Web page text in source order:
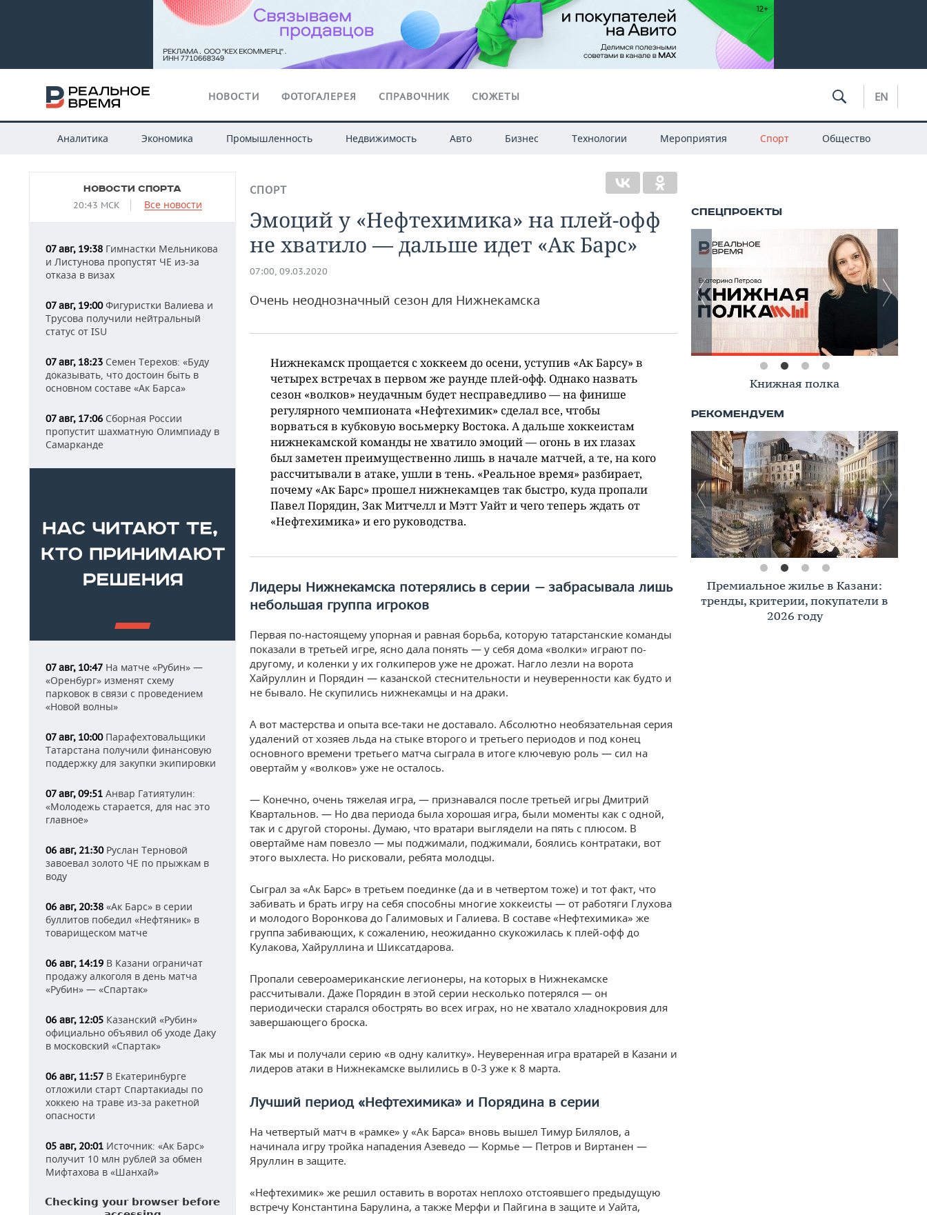
НОВОСТИ ФОТОГАЛЕРЕЯ СПРАВОЧНИК СЮЖЕТЫ EN
Аналитика Экономика Промышленность Недвижимость Авто Бизнес Технологии Мероприятия Спорт Общество
НОВОСТИ СПОРТА
20:43 МСК Все новости
07 авг, 19:38 Гимнастки Мельникова
и Листунова пропустят ЧЕ из-за
отказа в визах
07 авг, 19:00Фигуристки Валиева и
Трусова получили нейтральный
статус от ISU
07 авг, 18:23 Семен Терехов: «Буду
доказывать, что достоин быть в
основном составе «Ак Барса»
07 авг, 17:06 Сборная России
пропустит шахматную Олимпиаду в
Самарканде
07 авг, 10:47 На матче «Рубин» —
«Оренбург» изменят схему
парковок в связи с проведением
«Новой волны»
07 авг, 10:00Парафехтовальщики
Татарстана получили финансовую
поддержку для закупки экипировки
07 авг, 09:51 Анвар Гатиятулин:
«Молодежь старается, для нас это
главное»
06 авг, 21:30Руслан Терновой
завоевал золото ЧЕ по прыжкам в
воду
06 авг, 20:38 «Ак Барс» в серии
буллитов победил «Нефтяник» в
товарищеском матче
06 авг, 14:19 В Казани ограничат
продажу алкоголя в день матча
«Рубин» — «Спартак»
06 авг, 12:05 Казанский «Рубин»
официально объявил об уходе Даку
в московский «Спартак»
06 авг, 11:57 В Екатеринбурге
отложили старт Спартакиады по
хоккею на траве из-за ракетной
опасности
05 авг, 20:01 Источник: «Ак Барс»
получит 10 млн рублей за обмен
Мифтахова в «Шанхай»
СПОРТ
Эмоций у «Нефтехимика» на плей-офф
не хватило — дальше идет «Ак Барс»
07:00, 09.03.2020
Очень неоднозначный сезон для Нижнекамска
Нижнекамск прощается с хоккеем до осени, уступив «Ак Барсу» в
четырех встречах в первом же раунде плей-офф. Однако назвать
сезон «волков» неудачным будет несправедливо — на финише
регулярного чемпионата «Нефтехимик» сделал все, чтобы
ворваться в кубковую восьмерку Востока. А дальше хоккеистам
нижнекамской команды не хватило эмоций — огонь в их глазах
был заметен преимущественно лишь в начале матчей, а те, на кого
рассчитывали в атаке, ушли в тень. «Реальное время» разбирает,
почему «Ак Барс» прошел нижнекамцев так быстро, куда пропали
Павел Порядин, Зак Митчелл и Мэтт Уайт и чего теперь ждать от
«Нефтехимика» и его руководства.
Лидеры Нижнекамска потерялись в серии — забрасывала лишь
небольшая группа игроков
Первая по-настоящему упорная и равная борьба, которую татарстанские команды
показали в третьей игре, ясно дала понять — у себя дома «волки» играют по-
другому, и коленки у их голкиперов уже не дрожат. Нагло лезли на ворота
Хайруллин и Порядин — казанской стеснительности и неуверенности как будто и
не бывало. Не скупились нижнекамцы и на драки.
А вот мастерства и опыта все-таки не доставало. Абсолютно необязательная серия
удалений от хозяев льда на стыке второго и третьего периодов и под конец
основного времени третьего матча сыграла в итоге ключевую роль — сил на
овертайм у «волков» уже не осталось.
— Конечно, очень тяжелая игра, — признавался после третьей игры Дмитрий
Квартальнов. — Но два периода была хорошая игра, были моменты как с одной,
так и с другой стороны. Думаю, что вратари выглядели на пять с плюсом. В
овертайме нам повезло — мы поджимали, поджимали, боялись контратаки, вот
этого выхлеста. Но рисковали, ребята молодцы.
Сыграл за «Ак Барс» в третьем поединке (да и в четвертом тоже) и тот факт, что
забивать и брать игру на себя способны многие хоккеисты — от работяги Глухова
и молодого Воронкова до Галимовых и Галиева. В составе «Нефтехимика» же
группа забивающих, к сожалению, неожиданно скукожилась к плей-офф до
Кулакова, Хайруллина и Шиксатдарова.
Пропали североамериканские легионеры, на которых в Нижнекамске
рассчитывали. Даже Порядин в этой серии несколько потерялся — он
периодически старался обострять во всех играх, но не хватало хладнокровия для
завершающего броска.
Так мы и получали серию «в одну калитку». Неуверенная игра вратарей в Казани и
лидеров атаки в Нижнекамске вылились в 0-3 уже к 8 марта.
Лучший период «Нефтехимика» и Порядина в серии
На четвертый матч в «рамке» у «Ак Барса» вновь вышел Тимур Билялов, а
начинала игру тройка нападения Азеведо — Кормье — Петров и Виртанен —
Яруллин в защите.
«Нефтехимик» же решил оставить в воротах неплохо отстоявшего предыдущую
встречу Константина Барулина, а также Мерфи и Пайгина в защите и Уайта,
Книжная полка
Премиальное жилье в Казани:
тренды, критерии, покупатели в
2026 году